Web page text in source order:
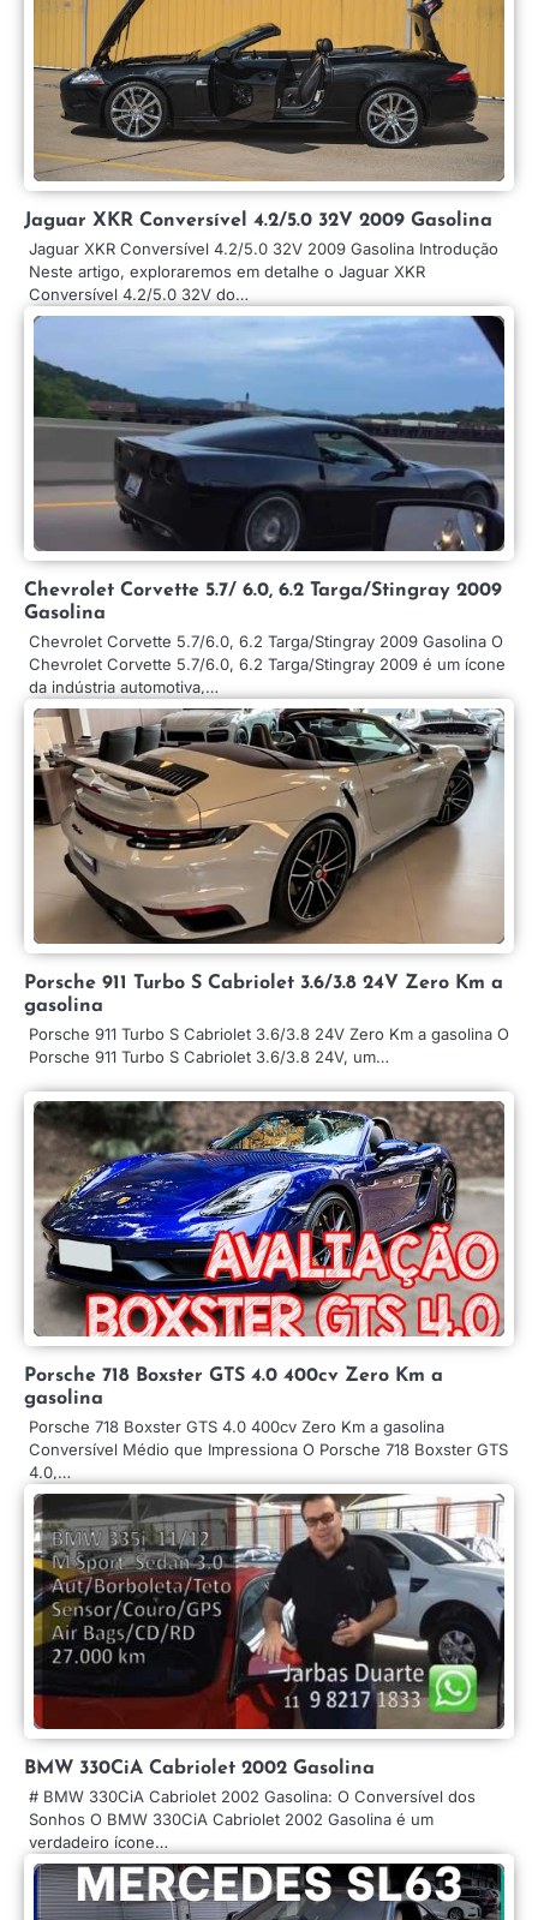
Jaguar XKR Conversível 4.2/5.0 32V 2009 Gasolina
Jaguar XKR Conversível 4.2/5.0 32V 2009 Gasolina Introdução
Neste artigo, exploraremos em detalhe o Jaguar XKR
Conversível 4.2/5.0 32V do…
Chevrolet Corvette 5.7/ 6.0, 6.2 Targa/Stingray 2009
Gasolina
Chevrolet Corvette 5.7/6.0, 6.2 Targa/Stingray 2009 Gasolina O
Chevrolet Corvette 5.7/6.0, 6.2 Targa/Stingray 2009 é um ícone
da indústria automotiva,…
Porsche 911 Turbo S Cabriolet 3.6/3.8 24V Zero Km a
gasolina
Porsche 911 Turbo S Cabriolet 3.6/3.8 24V Zero Km a gasolina O
Porsche 911 Turbo S Cabriolet 3.6/3.8 24V, um…
Porsche 718 Boxster GTS 4.0 400cv Zero Km a
gasolina
Porsche 718 Boxster GTS 4.0 400cv Zero Km a gasolina
Conversível Médio que Impressiona O Porsche 718 Boxster GTS
4.0,…
BMW 330CiA Cabriolet 2002 Gasolina
# BMW 330CiA Cabriolet 2002 Gasolina: O Conversível dos
Sonhos O BMW 330CiA Cabriolet 2002 Gasolina é um
verdadeiro ícone…